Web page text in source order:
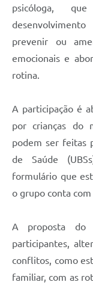
Arquivos para
Legislação
Links Úteis
Serviços Online
psicóloga,
prevenir ou
emocionais e
rotina.
A participação é
por crianças do
podem ser feitas
de Saúde
formulário que
o grupo conta
A proposta do
participantes,
conflitos, como
familiar, com as